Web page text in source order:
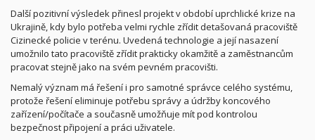
Další pozitivní výsledek přinesl projekt v období uprchlické krize na
Ukrajině, kdy bylo potřeba velmi rychle zřídit detašovaná pracoviště
Cizinecké policie v terénu. Uvedená technologie a její nasazení
umožnilo tato pracoviště zřídit prakticky okamžitě a zaměstnancům
pracovat stejně jako na svém pevném pracovišti.
Nemalý význam má řešení i pro samotné správce celého systému,
protože řešení eliminuje potřebu správy a údržby koncového
zařízení/počítače a současně umožňuje mít pod kontrolou
bezpečnost připojení a práci uživatele.